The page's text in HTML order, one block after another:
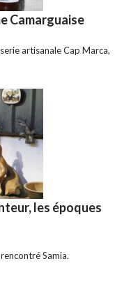
Camarguaise
artisanale Cap Marca,
les époques
Samia.